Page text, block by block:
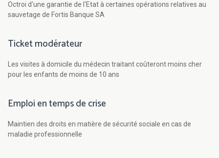
Octroi d'une garantie de l'Etat à certaines opérations relatives au
sauvetage de Fortis Banque SA
Ticket modérateur
Les visites à domicile du médecin traitant coûteront moins cher
pour les enfants de moins de 10 ans
Emploi en temps de crise
Maintien des droits en matière de sécurité sociale en cas de
maladie professionnelle